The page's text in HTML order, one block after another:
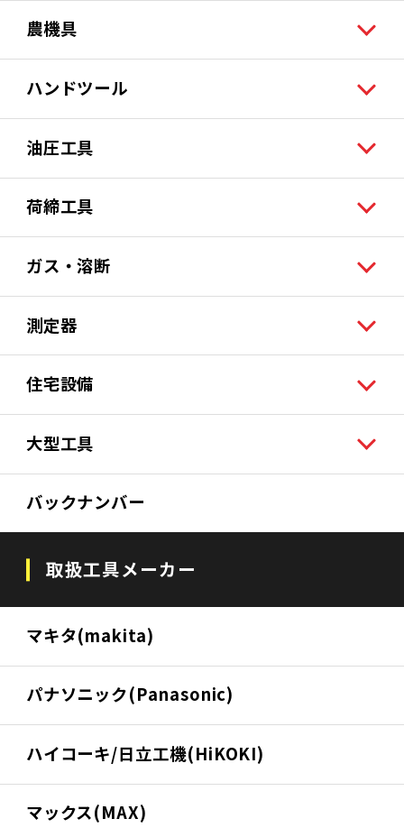
農機具
ハンドツール
油圧工具
荷締工具
ガス・溶断
測定器
住宅設備
大型工具
バックナンバー
取扱工具メーカー
マキタ(makita)
パナソニック(Panasonic)
ハイコーキ/日立工機(HiKOKI)
マックス(MAX)